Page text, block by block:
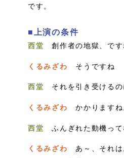
です。
■上演の条件
西堂創作者の地獄、です
くるみざわ そうですね
西堂 それを引き受ける
くるみざわかかりますね
西堂ふんぎれた動機っ
くるみざわあ～、それ